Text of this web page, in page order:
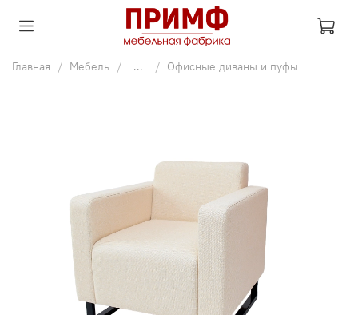
Главная Мебель ... Офисные диваны и пуфы